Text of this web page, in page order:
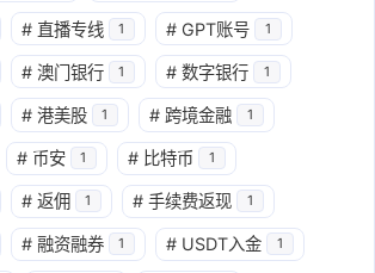
# 直播专线 1 # GPT账号 1
# 澳门银行 1 # 数字银行 1
# 港美股 1 # 跨境金融 1
# 币安 1 # 比特币 1
# 返佣 1 # 手续费返现 1
# 融资融券 1 # USDT入金 1